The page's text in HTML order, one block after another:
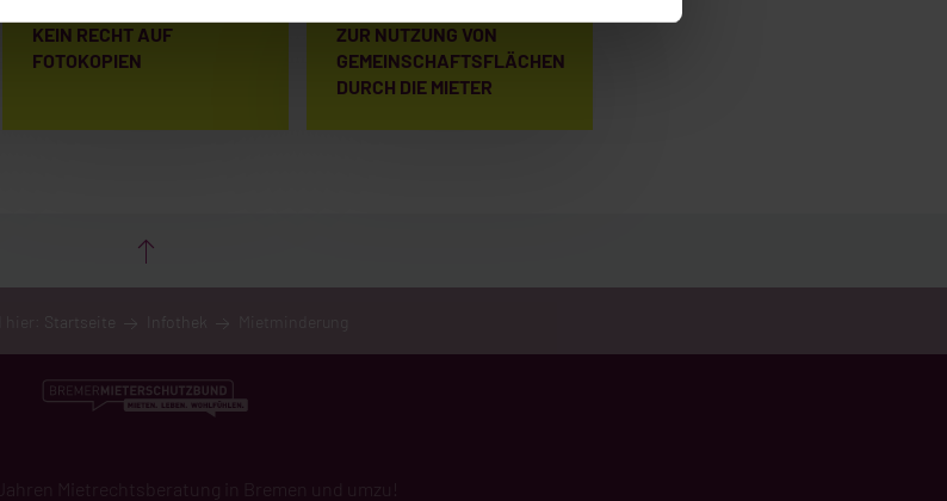
KEIN RECHT AUF
FOTOKOPIEN
ZUR NUTZUNG VON
GEMEINSCHAFTSFLÄCHEN
DURCH DIE MIETER
Startseite Infothek
Mietrechtsberatung in Bremen und umzu!